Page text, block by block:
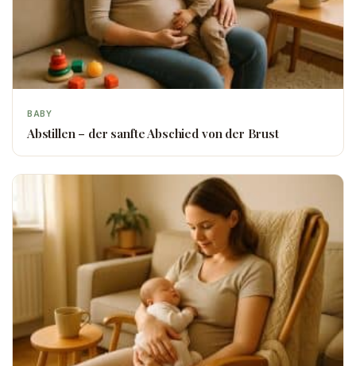
BABY
Abstillen – der sanfte Abschied von der Brust